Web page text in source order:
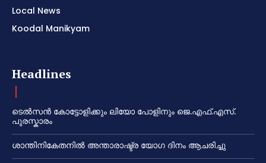
Local News
Koodal Manikyam
Headlines
ടെൽസൻ കോട്ടോളിക്കും ലിയോ പോളിനും ജെ.എഫ്.എസ്.
പുരസ്കാരം
ശാന്തിനികേതനിൽ അന്താരാഷ്ട്ര യോഗ ദിനം ആചരിച്ചു